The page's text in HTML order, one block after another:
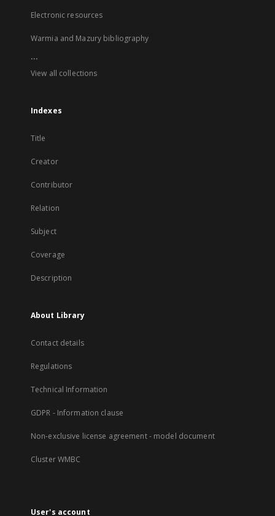
Electronic resources
Warmia and Mazury bibliography
...
View all collections
Indexes
Title
Creator
Contributor
Relation
Subject
Coverage
Description
About Library
Contact details
Regulations
Technical Information
GDPR - Information clause
Non-exclusive license agreement - model document
Cluster WMBC
User's account